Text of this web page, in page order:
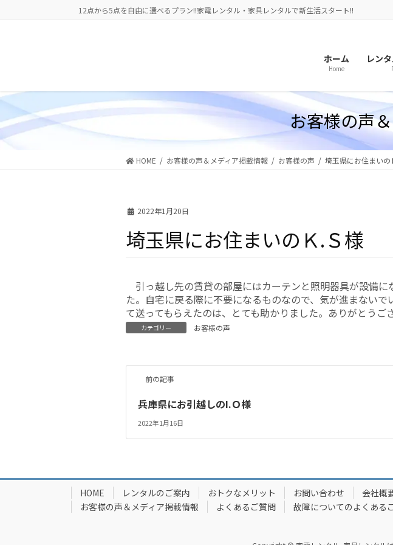
12点から5点を自由に選べるプラン!!家電レンタル・家具レンタルで新生活スタート!!
ホーム
Home
レン
お客様の声
HOME お客様の声＆メディア掲載情報 お客様の声 埼玉県にお住まいの
2022年1月20日
埼玉県にお住まいのＫ.Ｓ様
引っ越し先の賃貸の部屋にはカーテンと照明器具が設備
た。自宅に戻る際に不要になるものなので、気が進まない
て送ってもらえたのは、とても助かりました。ありがとうご
カテゴリー お客様の声
前の記事
兵庫県にお引越しのI.Ｏ様
2022年1月16日
HOME レンタルのご案内 おトクなメリット お問い合わせ 会社概
お客様の声＆メディア掲載情報
よくあるご質問 故障についてのよくある